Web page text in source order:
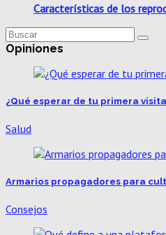
Características de los
Opiniones
¿Qué esperar de tu primera
Salud
Armarios propagadores para
Consejos